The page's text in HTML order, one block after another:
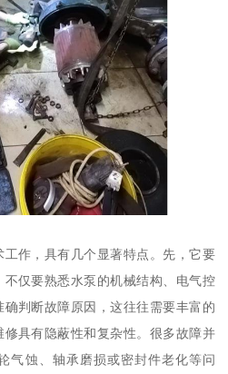
作，具有几个显著特点。先，它要
仅要熟悉水泵的机械结构、电气控
判断故障原因，这往往需要丰富的
具有隐蔽性和复杂性。很多故障并
气蚀、轴承磨损或密封件老化等问